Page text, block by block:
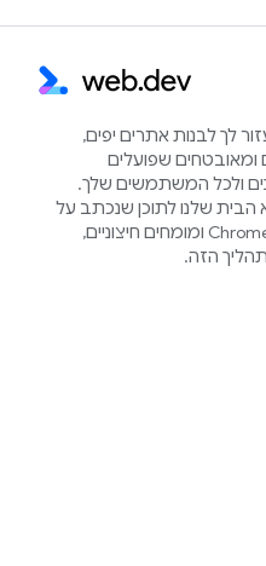
לך לבנות אתרים יפים,
ומאובטחים שפועלים
ולכל המשתמשים שלך.
הבית שלנו לתוכן שנכתב על
ידי חברי צוות Chrome ומומחים חיצוניים,
הזה.